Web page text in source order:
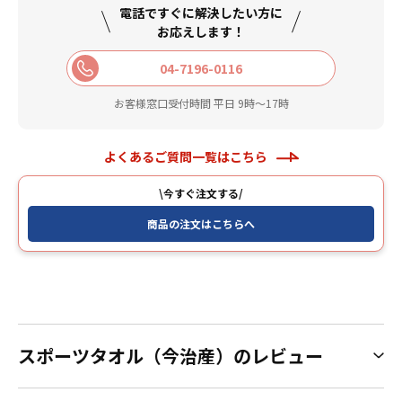
電話ですぐに解決したい方に
お応えします！
04-7196-0116
お客様窓口受付時間 平日 9時〜17時
よくあるご質問一覧はこちら
\今すぐ注文する/
商品の注文はこちらへ
スポーツタオル（今治産）のレビュー